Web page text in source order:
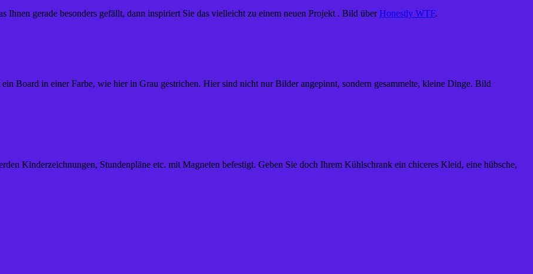
Ihnen gerade besonders gefällt, dann inspiriert Sie das vielleicht zu einem neuen Projekt . Bild über Honestly WTF.
Board in einer Farbe, wie hier in Grau gestrichen. Hier sind nicht nur Bilder angepinnt, sondern gesammelte, kleine Dinge. Bild
Kinderzeichnungen, Stundenpläne etc. mit Magneten befestigt. Geben Sie doch Ihrem Kühlschrank ein chiceres Kleid, eine hübsche,